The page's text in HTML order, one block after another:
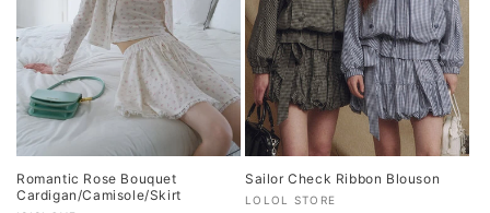
Romantic Rose Bouquet
Cardigan/Camisole/Skirt
Sailor Check Ribbon Blouson
販
LOLOL STORE